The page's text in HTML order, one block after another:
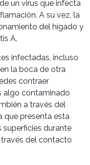
un virus que infecta
A su vez, la
del hígado y
A.
infectadas, incluso
la boca de otra
contraer
algo contaminado
a través del
que presenta esta
superficies durante
del contacto